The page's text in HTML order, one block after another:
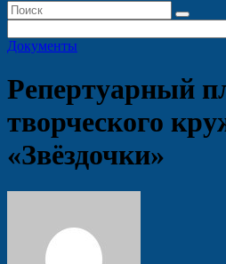
Документы
Репертуарный
творческого
«Звёздочки»